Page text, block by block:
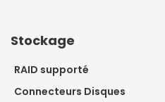
Stockage
RAID supporté
Connecteurs Disques